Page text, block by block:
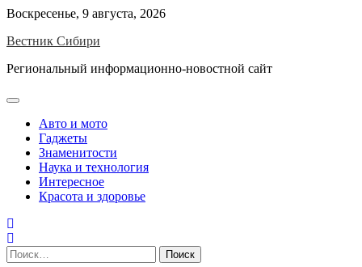
Skip
content
Воскресенье, 9 августа, 2026
Вестник Сибири
Региональный информационно-новостной сайт
Авто и мото
Гаджеты
Знаменитости
Наука и технология
Интересное
Красота и здоровье
Найти: